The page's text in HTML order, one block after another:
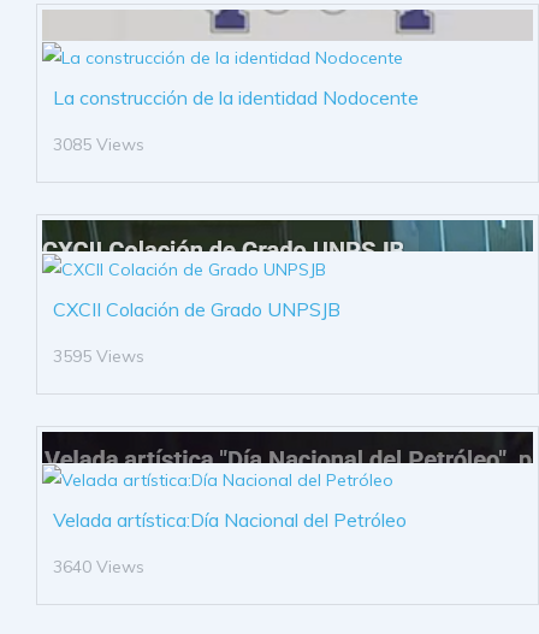
La construcción de la identidad Nodocente
3085 Views
CXCII Colación de Grado UNPSJB
3595 Views
Velada artística:Día Nacional del Petróleo
3640 Views